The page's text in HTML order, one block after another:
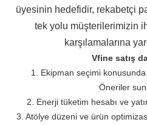
üyesinin hedefidir, rekabetçi
tek yolu müşterilerimizin
karşılamalarına
Vfine satış
1. Ekipman seçimi
Öneriler
2. Enerji tüketim hesabı ve
3. Atölye düzeni ve ürün